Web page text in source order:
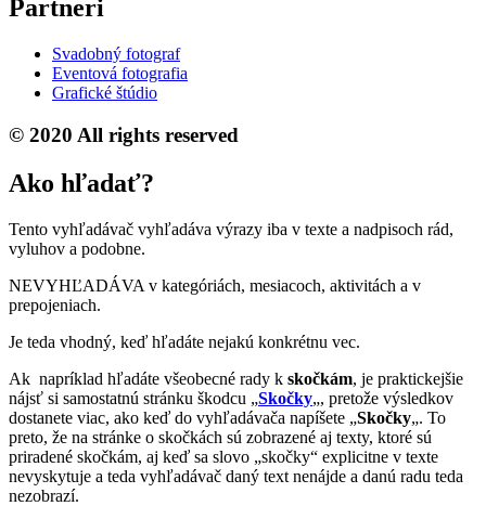
Partneri
Svadobný fotograf
Eventová fotografia
Grafické štúdio
© 2020 All rights reserved
Ako hľadať?
Tento vyhľadávač vyhľadáva výrazy iba v texte a nadpisoch rád,
vyluhov a podobne.
NEVYHĽADÁVA v kategóriách, mesiacoch, aktivitách a v
prepojeniach.
Je teda vhodný, keď hľadáte nejakú konkrétnu vec.
Ak napríklad hľadáte všeobecné rady k skočkám, je praktickejšie
nájsť si samostatnú stránku škodcu „Skočky„, pretože výsledkov
dostanete viac, ako keď do vyhľadávača napíšete „Skočky„. To
preto, že na stránke o skočkách sú zobrazené aj texty, ktoré sú
priradené skočkám, aj keď sa slovo „skočky“ explicitne v texte
nevyskytuje a teda vyhľadávač daný text nenájde a danú radu teda
nezobrazí.